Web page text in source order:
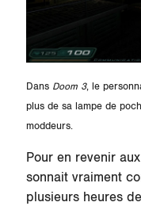
Dans Doom 3, le
plus de sa lampe de
moddeurs.
Pour en revenir
sonnait vraiment
plusieurs heures